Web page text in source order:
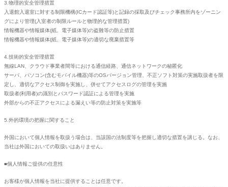
3.物理的安全管理措置
入退館入退室に対する制限機構(ICカード認証等)と記録の採取及びチェック事務所内をゾーニン
グにより管理(入室者の制限ルールと物理的な管理措置)
情報機器や情報媒体(紙、電子媒体等)の盗難等の防止措置
情報機器や情報媒体(紙、電子媒体等)の適切な廃棄措置等
4.技術的安全管理措置
無線LAN、クラウド事業者間等における通信経路、通信ネットワークの秘匿化
サーバ、パソコン(含むモバイル機器)等のOSバージョン管理、不正ソフト対策の実施取扱者を限
定し、適切なアクセス制御を実施し、併せてアクセスログの管理を実施
取扱者(利用者)の識別とパスワード認証による管理を実施
外部からの不正アクセスによる漏えい等の防止対策を実施等
5.外的環境の把握に関すること
外国において個人情報を取扱う場合は、当該国の法制度等を把握し適切な措置を講じる。なお、
当社は外国においての取扱いはありません。
■個人情報ご提供の任意性
お客様が個人情報を当社に提供することは任意です。